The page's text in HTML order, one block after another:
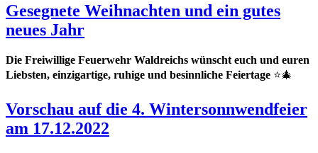
Gesegnete Weihnachten und ein gutes
neues Jahr
Die Freiwillige Feuerwehr Waldreichs wünscht euch und euren
Liebsten, einzigartige, ruhige und besinnliche Feiertage ⭐️🎄
Vorschau auf die 4. Wintersonnwendfeier
am 17.12.2022